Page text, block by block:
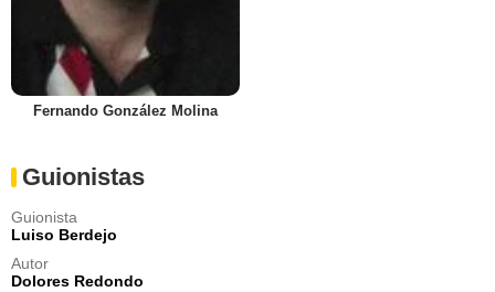
Fernando González Molina
Guionistas
Guionista
Luiso Berdejo
Autor
Dolores Redondo